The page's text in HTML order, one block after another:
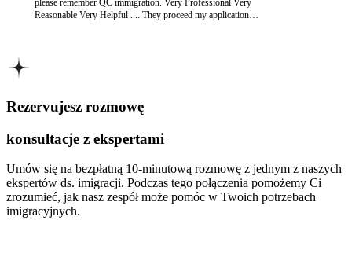
please remember QC immigration. Very Professional Very
Reasonable Very Helpful .... They proceed my application
Rezervujesz rozmowę
konsultacje z ekspertami
Umów się na bezpłatną 10-minutową rozmowę z jednym z naszych
ekspertów ds. imigracji. Podczas tego połączenia pomożemy Ci
zrozumieć, jak nasz zespół może pomóc w Twoich potrzebach
imigracyjnych.